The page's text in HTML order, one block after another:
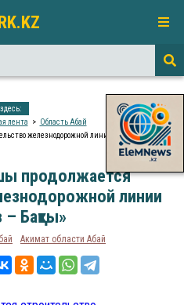
лента
Область Абай
железнодорожной линии «Аягөз – Бақты»
продолжается
линии
– Бақты»
Акимат области Абай